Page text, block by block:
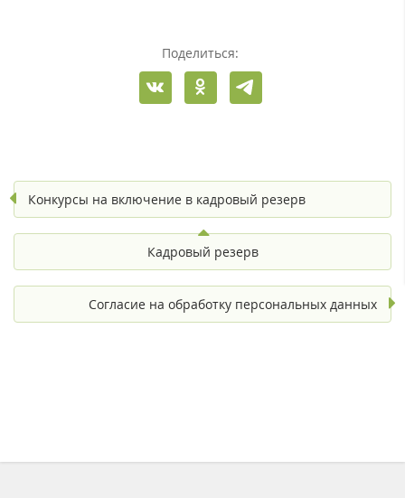
Поделиться:
Конкурсы на включение в кадровый резерв
Кадровый резерв
Согласие на обработку персональных данных